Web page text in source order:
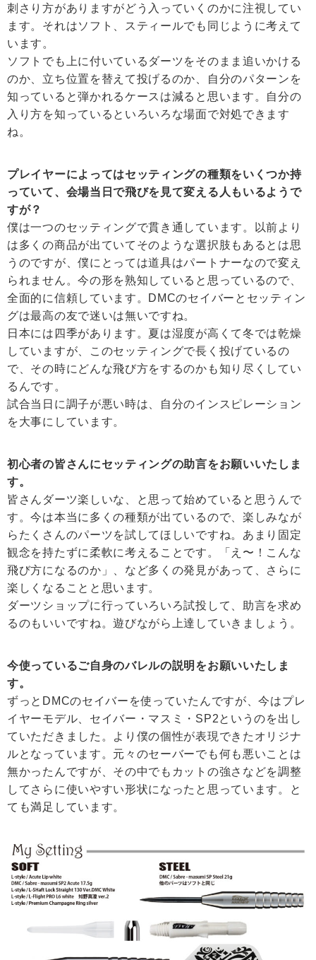
刺さり方がありますがどう入っていくのかに注視してい
ます。それはソフト、スティールでも同じように考えて
います。
ソフトでも上に付いているダーツをそのまま追いかける
のか、立ち位置を替えて投げるのか、自分のパターンを
知っていると弾かれるケースは減ると思います。自分の
入り方を知っているといろいろな場面で対処できます
ね。
プレイヤーによってはセッティングの種類をいくつか持
っていて、会場当日で飛びを見て変える人もいるようで
すが？
僕は一つのセッティングで貫き通しています。以前より
は多くの商品が出ていてそのような選択肢もあるとは思
うのですが、僕にとっては道具はパートナーなので変え
られません。今の形を熟知していると思っているので、
全面的に信頼しています。DMCのセイバーとセッティン
グは最高の友で迷いは無いですね。
日本には四季があります。夏は湿度が高くて冬では乾燥
していますが、このセッティングで長く投げているの
で、その時にどんな飛び方をするのかも知り尽くしてい
るんです。
試合当日に調子が悪い時は、自分のインスピレーション
を大事にしています。
初心者の皆さんにセッティングの助言をお願いいたしま
す。
皆さんダーツ楽しいな、と思って始めていると思うんで
す。今は本当に多くの種類が出ているので、楽しみなが
らたくさんのパーツを試してほしいですね。あまり固定
観念を持たずに柔軟に考えることです。「え〜！こんな
飛び方になるのか」、など多くの発見があって、さらに
楽しくなることと思います。
ダーツショップに行っていろいろ試投して、助言を求め
るのもいいですね。遊びながら上達していきましょう。
今使っているご自身のバレルの説明をお願いいたしま
す。
ずっとDMCのセイバーを使っていたんですが、今はプレ
イヤーモデル、セイバー・マスミ・SP2というのを出し
ていただきました。より僕の個性が表現できたオリジナ
ルとなっています。元々のセーバーでも何も悪いことは
無かったんですが、その中でもカットの強さなどを調整
してさらに使いやすい形状になったと思っています。と
ても満足しています。